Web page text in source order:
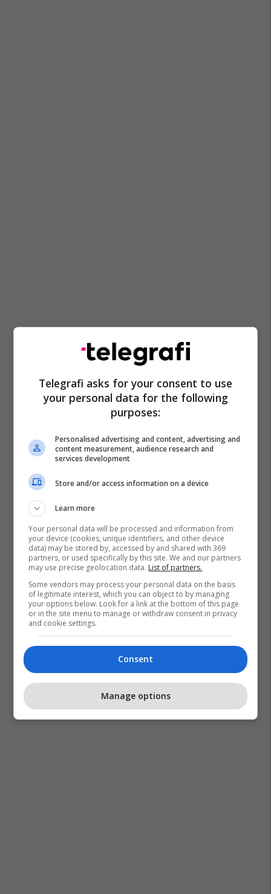
Diego Maradona
Përfaqësuesja E Argjentinës
Dalma Maradona
Telegrafi asks for your consent to use
your personal data for the following
purposes:
Personalised advertising and content, advertising and
content measurement, audience research and
services development
Store and/or access information on a device
Learn more
Your personal data will be processed and information from
your device (cookies, unique identifiers, and other device
data) may be stored by, accessed by and shared with 369
partners, or used specifically by this site. We and our partners
may use precise geolocation data. List of partners.
Some vendors may process your personal data on the basis
of legitimate interest, which you can object to by managing
your options below. Look for a link at the bottom of this page
or in the site menu to manage or withdraw consent in privacy
and cookie settings.
Consent
Manage options